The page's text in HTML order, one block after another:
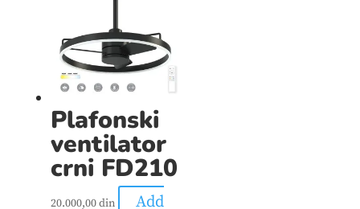
Plafonski
ventilator
crni FD210
20.000,00din
Add